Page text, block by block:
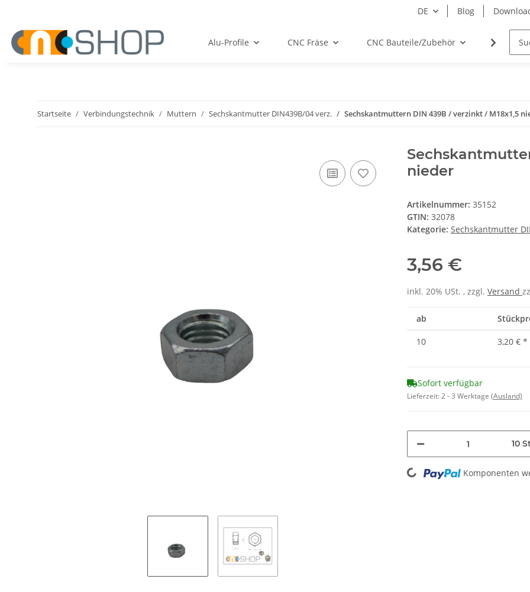
DE Blog
Alu-Profile CNC Fräse CNC Bauteile/Zubehör Elektro
Startseite Verbindungstechnik Muttern Sechskantmutter DIN439B/04 verz. Sechskantmuttern DIN 439B / verzinkt / M18x1,5
nieder
Artikelnummer: 35152
GTIN: 32078
Kategorie: Sechskantmutter
3,56 €
inkl. 20% USt. , zzgl. Versand
ab
10 3,20 € *
Sofort verfügbar
Lieferzeit:2 - 3 Werktage (Ausland)
10
Loading... Komponenten